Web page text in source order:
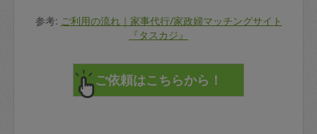
参考: ご利用の流れ｜家事代行/家政婦マッチングサイト
『タスカジ』